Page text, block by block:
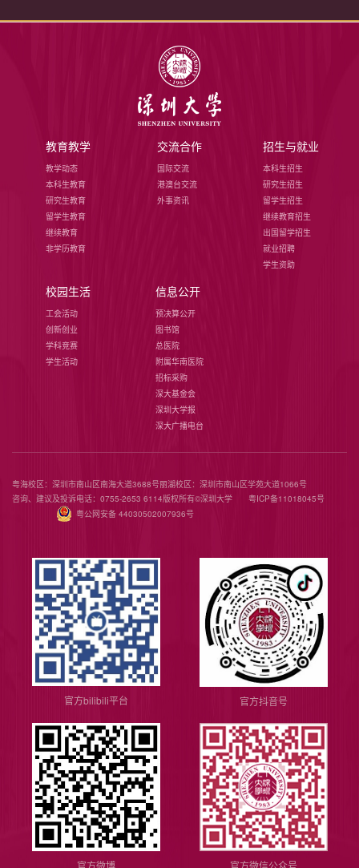
教育教学
教学动态
本科生教育
研究生教育
留学生教育
继续教育
非学历教育
交流合作
国际交流
港澳台交流
外事资讯
招生与就业
本科生招生
研究生招生
留学生招生
继续教育招生
出国留学招生
就业招聘
学生资助
校园生活
工会活动
创新创业
学科竞赛
学生活动
信息公开
预决算公开
图书馆
总医院
附属华南医院
招标采购
深大基金会
深圳大学报
深大广播电台
粤海校区：深圳市南山区南海大道3688号丽湖校区：深圳市南山区学苑大道1066号
咨询、建议及投诉电话：0755-2653 6114版权所有©️深圳大学 粤ICP备11018045号
粤公网安备 44030502007936号
官方bilibili平台 官方抖音号
官方微博 官方微信公众号